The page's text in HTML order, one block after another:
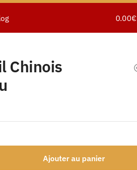
0.00€
Chinois
Ajouter au panier